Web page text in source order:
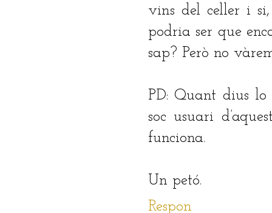
vins del celler i
podria ser que
sap? Però no
PD: Quant dius lo
soc usuari
funciona.
Un petó.
Respon